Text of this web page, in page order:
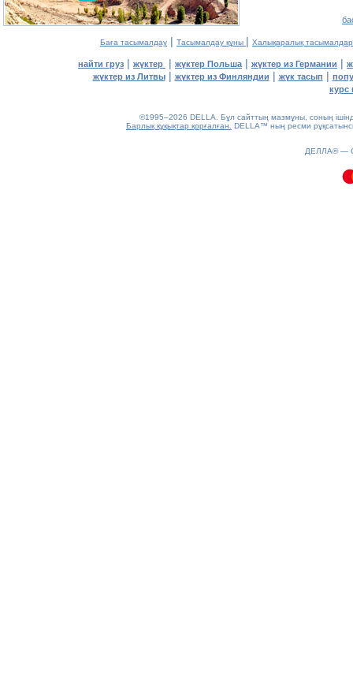
Баға тасымалдау | Тасымалдау құны | Халықаралық
найти груз | жүктер | жүктер Польша | жүктер из Германии |
жүктер из Литвы| жүктер из Финляндии | жүк тасып |
курс
©1995–2026 DELLA. Бұл сайттың мазмұны, соның
Барлық құқықтар қорғалған.
DELLA™ ның ресми
ДЕЛЛА® —